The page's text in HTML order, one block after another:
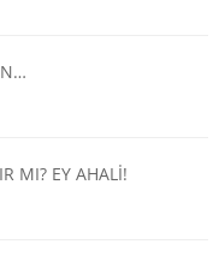
MI? EY AHALİ!